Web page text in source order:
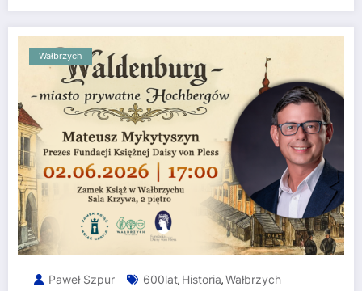
Wałbrzych
Paweł Szpur 600lat, Historia,Wałbrzych